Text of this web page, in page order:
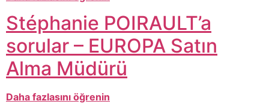
Stéphanie POIRAULT’a
sorular – EUROPA Satın
Alma Müdürü
Daha fazlasını öğrenin